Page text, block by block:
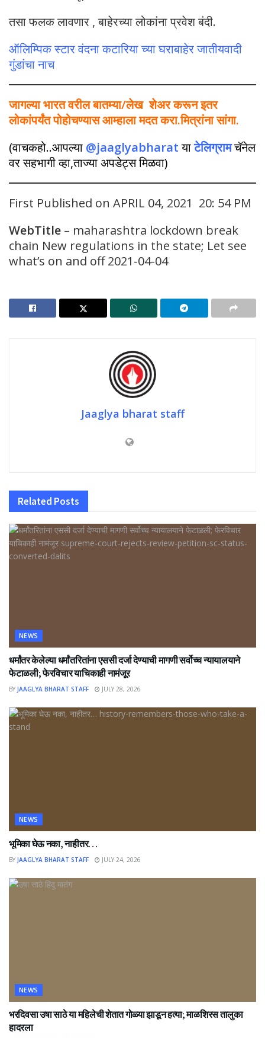
तसा फलक लावणार , बाहेरच्या लोकांना प्रवेश बंदी.
ऑलिम्पिक स्टार वंदना कटारिया च्या घराबाहेर जातीयवादी
गुंडांचा नाच
जागल्या भारत वरील बातम्या/लेख शेअर करून इतर
लोकांपर्यंत पोहोचण्यास आम्हाला मदत करा.मित्रांना सांगा.
(वाचकहो..आपल्या @jaaglyabharat याटेलिग्रामचॅनेल
वर सहभागी व्हा,ताज्या अपडेट्स मिळवा)
First Published on APRIL 04, 2021 20: 54 PM
WebTitle – maharashtra lockdown break
chain New regulations in the state; Let see
what’s on and off 2021-04-04
Jaaglya bharat staff
Related Posts
NEWS
धर्मांतर केलेल्या धर्मांतरितांना एससी दर्जा देण्याची मागणी सर्वोच्च न्यायालयाने
फेटाळली; फेरविचार याचिकाही नामंजूर
BY JAAGLYA BHARAT STAFF JULY 28, 2026
NEWS
भूमिका घेऊ नका, नाहीतर…
BY JAAGLYA BHARAT STAFF JULY 24, 2026
NEWS
भरदिवसा उषा साठे या महिलेची शेतात गोळ्या झाडून हत्या; माळशिरस तालुका
हादरला